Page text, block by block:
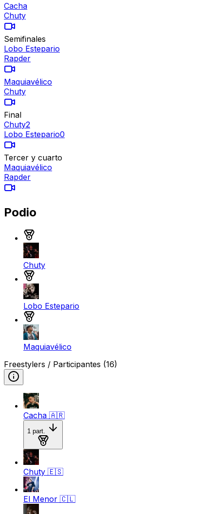
Cacha
Chuty
Semifinales
Lobo Estepario
Rapder
Maquiavélico
Chuty
Final
Chuty2
Lobo Estepario0
Tercer y cuarto
Maquiavélico
Rapder
Podio
Chuty
Lobo Estepario
Maquiavélico
Freestylers / Participantes (16)
Cacha 🇦🇷
1 part.
Medalla de bronce
Chuty 🇪🇸
El Menor 🇨🇱